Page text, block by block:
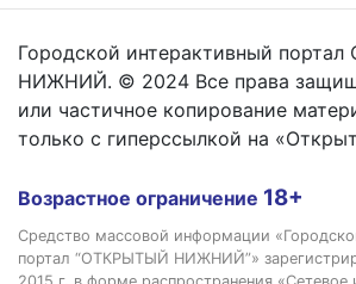
Городской интерактивный
НИЖНИЙ. © 2024 Все права
или частичное копирование
только с гиперссылкой на
Возрастное ограничение 18+
Средство массовой информации
портал “ОТКРЫТЫЙ НИЖНИЙ”»